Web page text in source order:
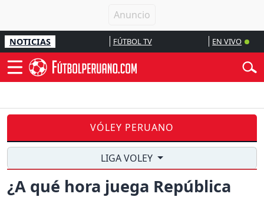
NOTICIAS FÚTBOL TV EN VIVO
VÓLEY PERUANO
LIGA VOLEY
¿A qué hora juega República